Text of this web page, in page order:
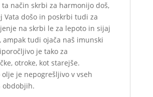
ta način skrbi za harmonijo doš,
Vata došo in poskrbi tudi za
na skrbi le za lepoto in sijaj
ampak tudi ojača naš imunski
je tako za
otroke, kot starejše.
olje je nepogrešljivo v vseh
obdobjih.